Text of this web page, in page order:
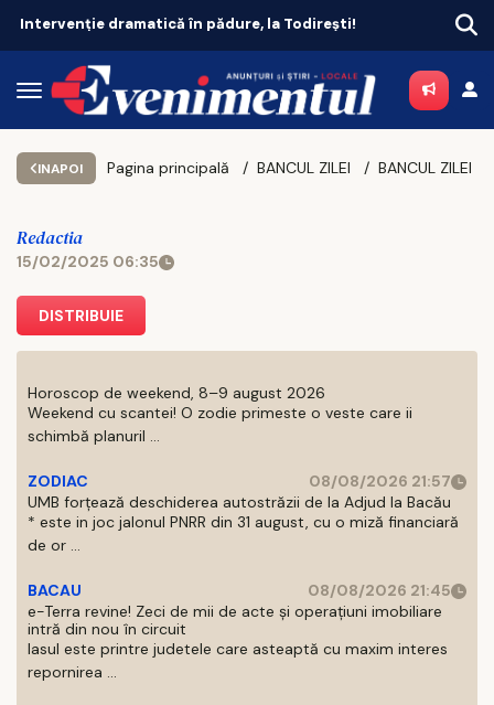
Intervenție dramatică în pădure, la Todirești!
INAPOI Pagina principală BANCUL ZILEI BANCUL ZILEI
Redactia
15/02/2025 06:35
DISTRIBUIE
Horoscop de weekend, 8–9 august 2026
Weekend cu scantei! O zodie primeste o veste care ii
schimbă planuril ...
ZODIAC
08/08/2026 21:57
UMB forțează deschiderea autostrăzii de la Adjud la Bacău
* este in joc jalonul PNRR din 31 august, cu o miză financiară
de or ...
BACAU
08/08/2026 21:45
e-Terra revine! Zeci de mii de acte și operațiuni imobiliare
intră din nou în circuit
Iasul este printre judetele care asteaptă cu maxim interes
repornirea ...